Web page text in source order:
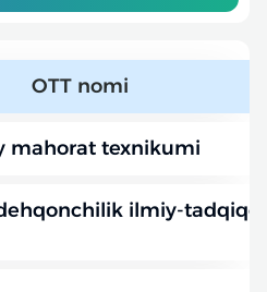
OTT nomi
mahorat texnikumi
ilmiy-tadqiqot